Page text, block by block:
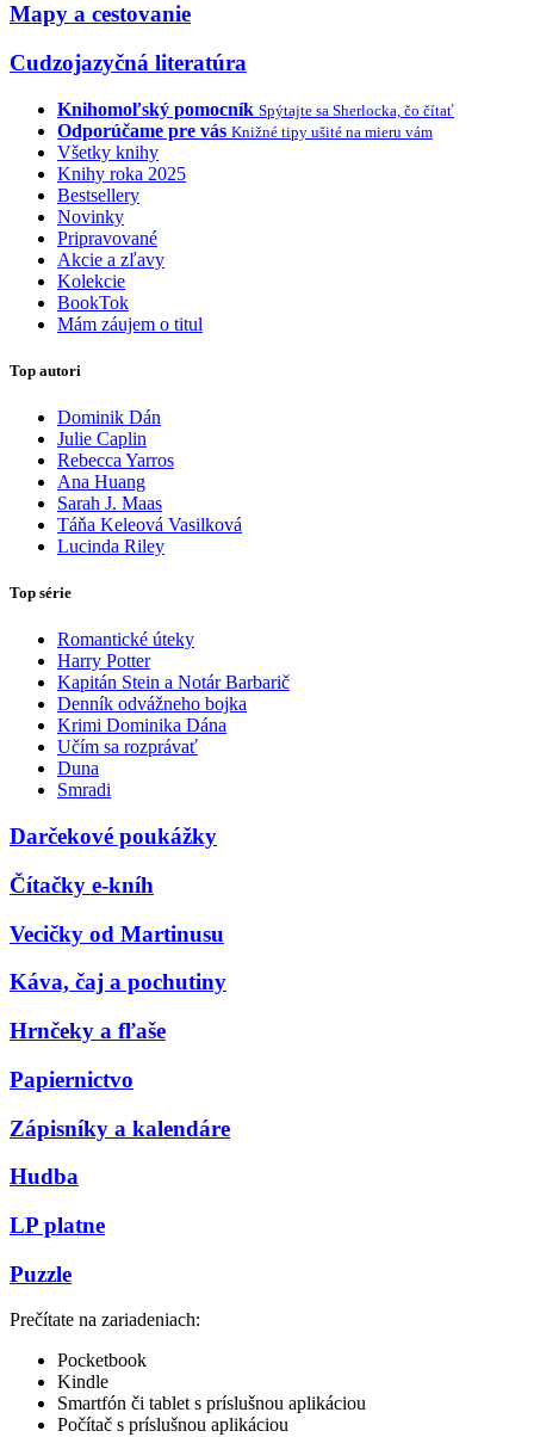
Mapy a cestovanie
Cudzojazyčná literatúra
Knihomoľský pomocník Spýtajte sa Sherlocka, čo čítať
Odporúčame pre vás Knižné tipy ušité na mieru vám
Všetky knihy
Knihy roka 2025
Bestsellery
Novinky
Pripravované
Akcie a zľavy
Kolekcie
BookTok
Mám záujem o titul
Top autori
Dominik Dán
Julie Caplin
Rebecca Yarros
Ana Huang
Sarah J. Maas
Táňa Keleová Vasilková
Lucinda Riley
Top série
Romantické úteky
Harry Potter
Kapitán Stein a Notár Barbarič
Denník odvážneho bojka
Krimi Dominika Dána
Učím sa rozprávať
Duna
Smradi
Darčekové poukážky
Čítačky e-kníh
Vecičky od Martinusu
Káva, čaj a pochutiny
Hrnčeky a fľaše
Papiernictvo
Zápisníky a kalendáre
Hudba
LP platne
Puzzle
Prečítate na zariadeniach:
Pocketbook
Kindle
Smartfón či tablet s príslušnou aplikáciou
Počítač s príslušnou aplikáciou